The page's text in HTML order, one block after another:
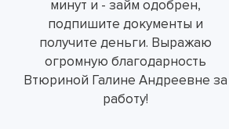
минут и - займ одобрен,
подпишите документы и
получите деньги. Выражаю
огромную благодарность
Втюриной Галине Андреевне за
работу!